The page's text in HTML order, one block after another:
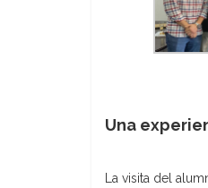
Una
La visita del